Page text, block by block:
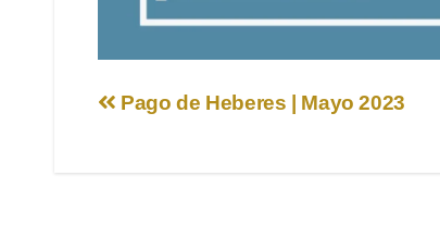
Navegación
Pago de Heberes | Mayo 2023